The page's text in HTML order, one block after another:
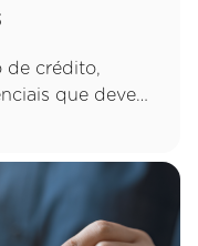
de crédito,
que deve